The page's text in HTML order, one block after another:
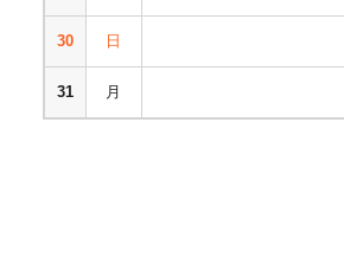
30 日
31 月